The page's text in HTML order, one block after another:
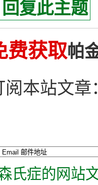
回复此主题
费获取帕
本站文章
氏症的网站